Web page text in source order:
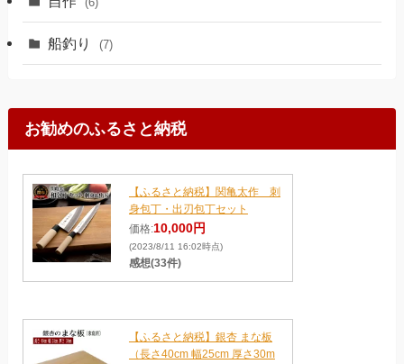
船釣り (7)
お勧めのふるさと納税
【ふるさと納税】関亀太作 刺
身包丁・出刃包丁セット
価格:10,000円
(2023/8/11 16:02時点)
感想(33件)
【ふるさと納税】銀杏 まな板
（長さ40cm 幅25cm 厚さ30m